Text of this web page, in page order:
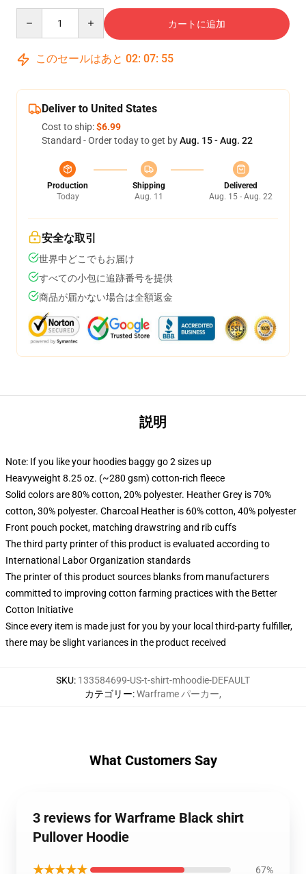
カートに追加
このセールはあと 02: 07: 54
Deliver to United States
Cost to ship:$6.99
Standard - Order today to get byAug. 15 - Aug. 22
Production
Today
Shipping
Aug. 11
Delivered
Aug. 15 - Aug. 22
安全な取引
世界中どこでもお届け
すべての小包に追跡番号を提供
商品が届かない場合は全額返金
説明
Note: If you like your hoodies baggy go 2 sizes up
Heavyweight 8.25 oz. (~280 gsm) cotton-rich fleece
Solid colors are 80% cotton, 20% polyester. Heather Grey is 70%
cotton, 30% polyester. Charcoal Heather is 60% cotton, 40% polyester
Front pouch pocket, matching drawstring and rib cuffs
The third party printer of this product is evaluated according to
International Labor Organization standards
The printer of this product sources blanks from manufacturers
committed to improving cotton farming practices with the Better
Cotton Initiative
Since every item is made just for you by your local third-party fulfiller,
there may be slight variances in the product received
SKU: 133584699-US-t-shirt-mhoodie-DEFAULT
カテゴリー:Warframe パーカー,
What Customers Say
3 reviews for Warframe Black shirt
Pullover Hoodie
★★★★★ 67%